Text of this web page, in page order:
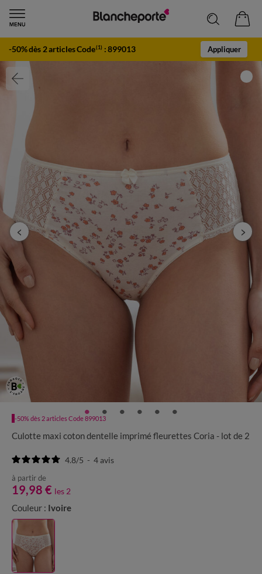
-50% dès 2 articles Code(1) :899013 Appliquer
-50% dès 2 articles Code 899013
Culotte maxi coton dentelle imprimé fleurettes Coria - lot de 2
4.8/5 - 4avis
à partir de
19,98 € les 2
Couleur : Ivoire